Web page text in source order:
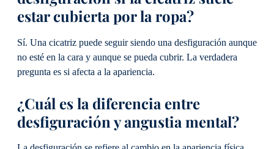
estar cubierta por la ropa?
Sí. Una cicatriz puede seguir siendo una desfiguración aunque
no esté en la cara y aunque se pueda cubrir. La verdadera
pregunta es si afecta a la apariencia.
¿Cuál es la diferencia entre
desfiguración y angustia mental?